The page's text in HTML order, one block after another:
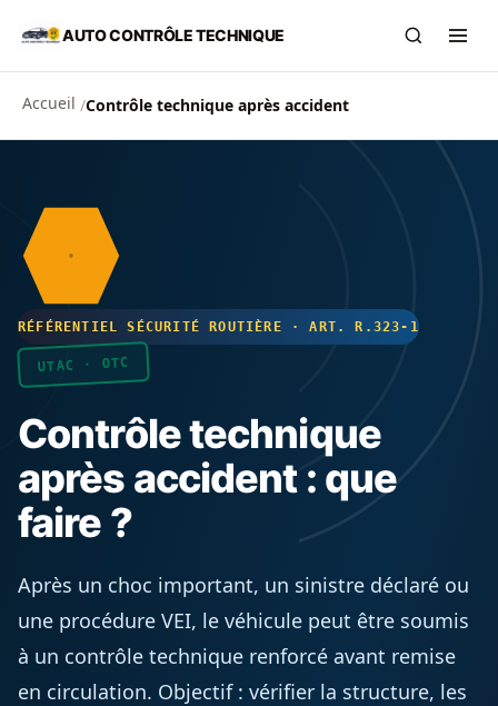
Aller au contenu principal
AUTO CONTRÔLE TECHNIQUE
Accueil /Contrôle technique après accident
RÉFÉRENTIEL SÉCURITÉ ROUTIÈRE · ART. R.323-1
UTAC · OTC
Contrôle technique
après accident : que
faire ?
Après un choc important, un sinistre déclaré ou
une procédure VEI, le véhicule peut être soumis
à un contrôle technique renforcé avant remise
en circulation. Objectif : vérifier la structure, les